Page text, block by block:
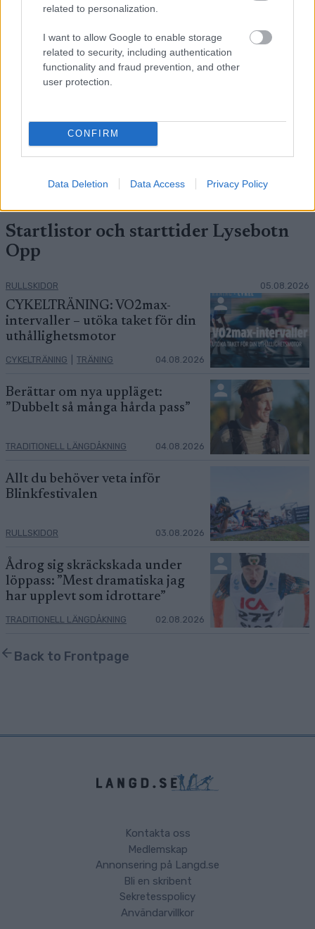
related to personalization.
I want to allow Google to enable storage
related to security, including authentication
functionality and fraud prevention, and other
user protection.
CONFIRM
Data Deletion Data Access Privacy Policy
Startlistor och starttider Lysebotn
Opp
RULLSKIDOR 05.08.2026
CYKELTRÄNING: VO2max-
intervaller – utöka taket för din
uthållighetsmotor
CYKELTRÄNING TRÄNING 04.08.2026
Berättar om nya uppläget:
”Dubbelt så många hårda pass”
TRADITIONELL LÄNGDÅKNING 04.08.2026
Allt du behöver veta inför
Blinkfestivalen
RULLSKIDOR 03.08.2026
Ådrog sig skräckskada under
löppass: ”Mest dramatiska jag
har upplevt som idrottare”
TRADITIONELL LÄNGDÅKNING 02.08.2026
Back to Frontpage
Kontakta oss
Medlemskap
Annonsering på Langd.se
Bli en skribent
Sekretesspolicy
Användarvillkor